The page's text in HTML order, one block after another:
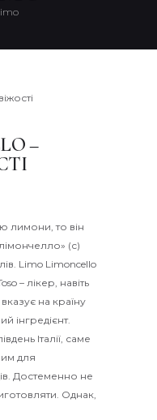
–
лимони, то він
(с)
Limo Limoncello
– лікер, навіть
на країну
інгредієнт.
Італії, саме
для
Достеменно не
Однак,